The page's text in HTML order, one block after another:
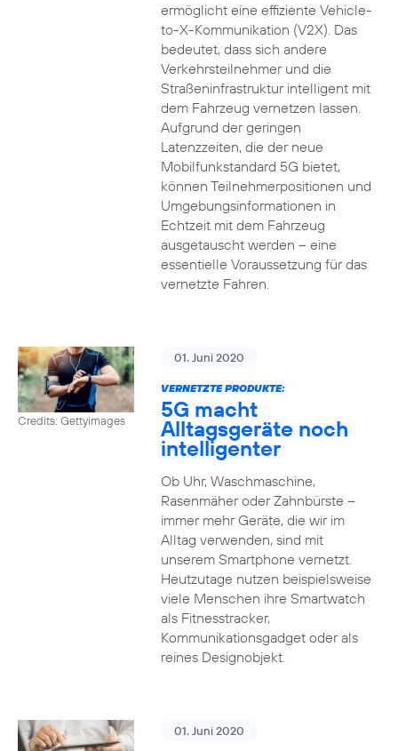
ermöglicht eine effiziente Vehicle-
to-X-Kommunikation (V2X). Das
bedeutet, dass sich andere
Verkehrsteilnehmer und die
Straßeninfrastruktur intelligent mit
dem Fahrzeug vernetzen lassen.
Aufgrund der geringen
Latenzzeiten, die der neue
Mobilfunkstandard 5G bietet,
können Teilnehmerpositionen und
Umgebungsinformationen in
Echtzeit mit dem Fahrzeug
ausgetauscht werden – eine
essentielle Voraussetzung für das
vernetzte Fahren.
Credits: Gettyimages
01. Juni 2020
VERNETZTE PRODUKTE:
5G macht
Alltagsgeräte noch
intelligenter
Ob Uhr, Waschmaschine,
Rasenmäher oder Zahnbürste –
immer mehr Geräte, die wir im
Alltag verwenden, sind mit
unserem Smartphone vernetzt.
Heutzutage nutzen beispielsweise
viele Menschen ihre Smartwatch
als Fitnesstracker,
Kommunikationsgadget oder als
reines Designobjekt.
01. Juni 2020